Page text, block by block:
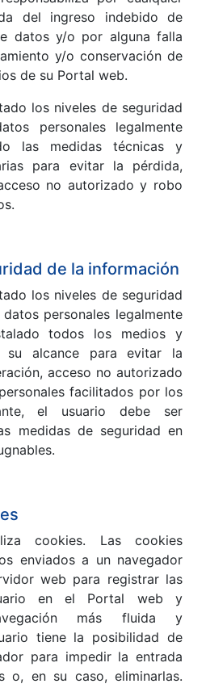
del ingreso indebido de
datos y/o por alguna falla
y/o conservación de
de su Portal web.
los niveles de seguridad
personales legalmente
las medidas técnicas y
para evitar la pérdida,
no autorizado y robo
de la información
los niveles de seguridad
personales legalmente
todos los medios y
su alcance para evitar la
acceso no autorizado
facilitados por los
el usuario debe ser
medidas de seguridad en
cookies. Las cookies
enviados a un navegador
web para registrar las
en el Portal web y
más fluida y
tiene la posibilidad de
para impedir la entrada
o, en su caso, eliminarlas.